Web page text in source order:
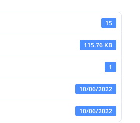
15
115.76 KB
1
10/06/2022
10/06/2022